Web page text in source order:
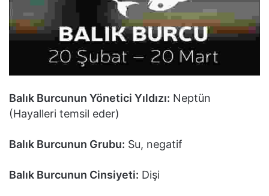
Balık Burcunun Yönetici Yıldızı: Neptün
(Hayalleri temsil eder)
Balık Burcunun Grubu: Su, negatif
Balık Burcunun Cinsiyeti: Dişi